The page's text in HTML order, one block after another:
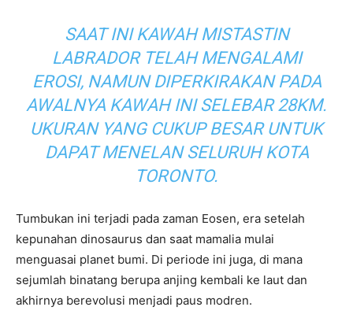
SAAT INI KAWAH MISTASTIN
LABRADOR TELAH MENGALAMI
EROSI, NAMUN DIPERKIRAKAN PADA
AWALNYA KAWAH INI SELEBAR 28KM.
UKURAN YANG CUKUP BESAR UNTUK
DAPAT MENELAN SELURUH KOTA
TORONTO.
Tumbukan ini terjadi pada zaman Eosen, era setelah
kepunahan dinosaurus dan saat mamalia mulai
menguasai planet bumi. Di periode ini juga, di mana
sejumlah binatang berupa anjing kembali ke laut dan
akhirnya berevolusi menjadi paus modren.